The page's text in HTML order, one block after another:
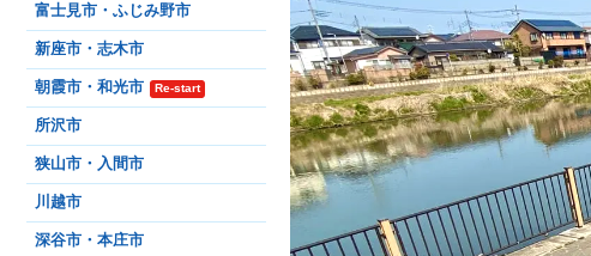
富士見市・ふじみ野市
新座市・志木市
朝霞市・和光市 Re-start
所沢市
狭山市・入間市
川越市
深谷市・本庄市